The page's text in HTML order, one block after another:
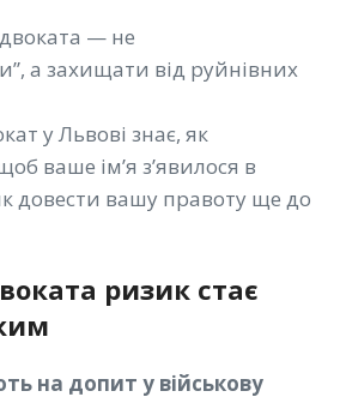
— не
а захищати від руйнівних
у Львові знає, як
ваше ім’я з’явилося в
довести вашу правоту ще до
ризик стає
на допит у військову